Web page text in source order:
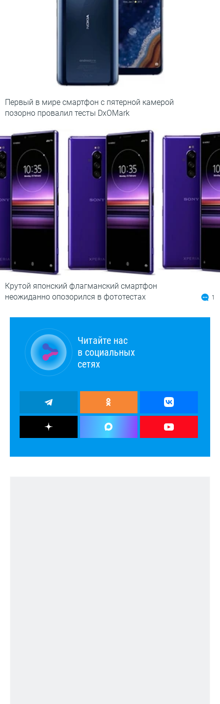
Первый в мире смартфон с пятерной камерой
позорно провалил тесты DxOMark
Крутой японский флагманский смартфон
неожиданно опозорился в фототестах
1
Читайте нас
в социальных
сетях